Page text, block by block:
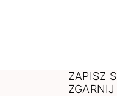
ZAPISZ
ZGARNIJ